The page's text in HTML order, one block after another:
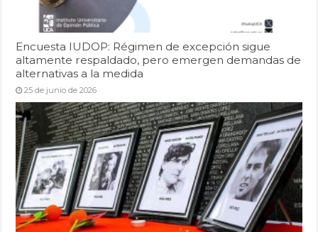
Encuesta IUDOP: Régimen de excepción sigue
altamente respaldado, pero emergen demandas de
alternativas a la medida
25 de junio de 2026